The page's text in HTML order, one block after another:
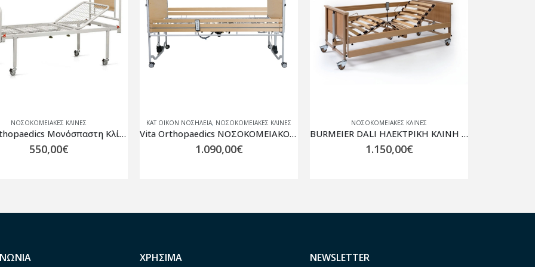
ΚΑΤ ΟΙΚΟΝ ΝΟΣΗΛΕΙΑ, ΝΟΣΟΚΟΜΕΙΑΚΈΣ ΚΛΊΝΕΣ
Vita Orthopaedics ΝΟΣΟΚΟΜΕΙΑΚΟ ΗΛΕΚΤΡΟΚΙΝΗΤΟ ΚΡΕΒΑΤΙ ΠΛΗΡΕΣ V ERGO WOOD 10-2-185
1.090,00
ΝΟΣΟΚΟΜΕΙΑΚΈΣ ΚΛΊΝΕΣ
BURMEIER DALI ΗΛΕΚΤΡΙΚΗ ΚΛΙΝΗ Ξύλινη Ηλεκτροκίνητη Πολύσπαστη 0808390
1.150,00
ΝΟΣΟΚΟΜΕΙΑΚΈΣ ΚΛΊΝΕΣ
75,30
ΧΡΗΣΙΜΑ NEWSLETTER